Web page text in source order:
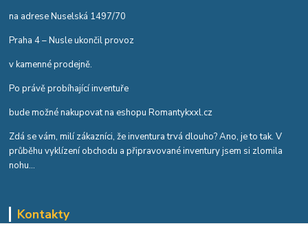
na adrese Nuselská 1497/70
Praha 4 – Nusle ukončil provoz
v kamenné prodejně.
Po právě probíhající inventuře
bude možné nakupovat na eshopu Romantykxxl.cz
Zdá se vám, milí zákazníci, že inventura trvá dlouho? Ano, je to tak. V
průběhu vyklízení obchodu a připravované inventury jsem si zlomila
nohu...
Kontakty